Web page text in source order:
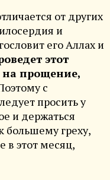
от других
и
его Аллах и
этот
на прощение,
с
просить у
и держаться
большему греху,
в этот месяц,